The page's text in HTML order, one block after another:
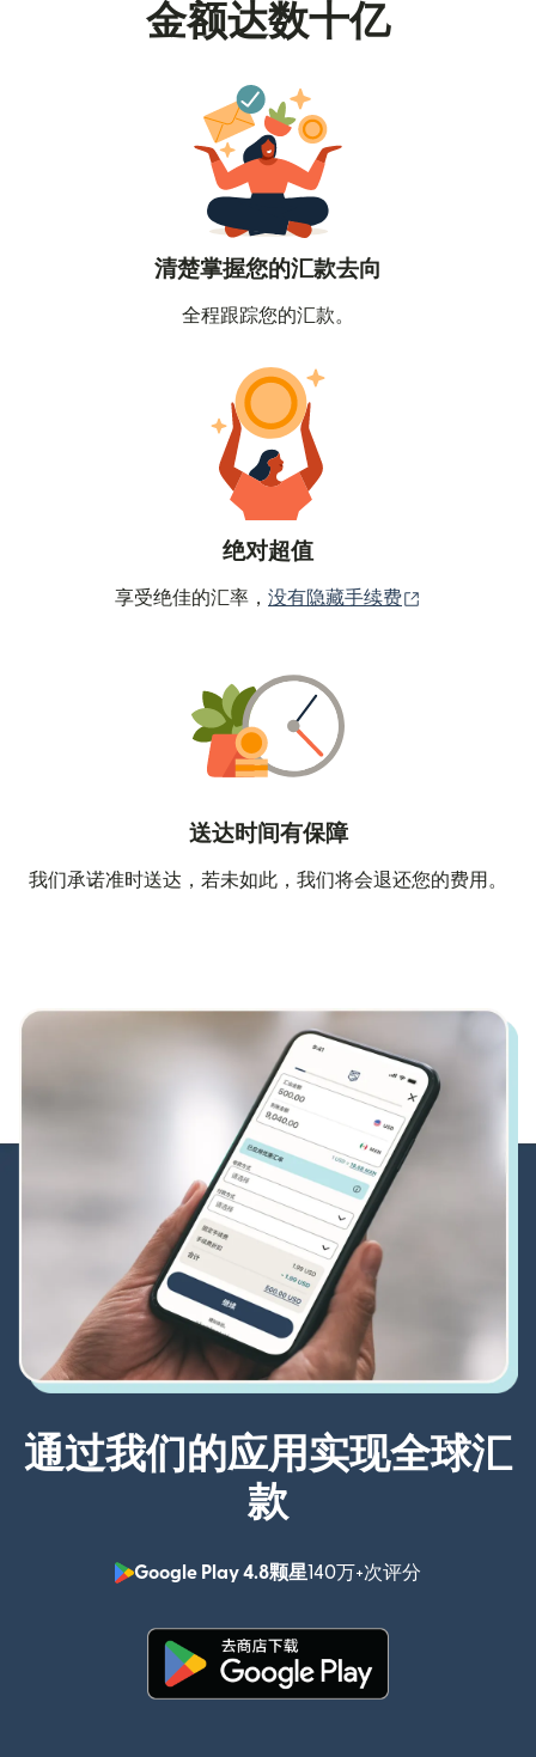
金额达数十亿
清楚掌握您的汇款去向
全程跟踪您的汇款。
绝对超值
享受绝佳的汇率， 没有隐藏手续费
送达时间有保障
我们承诺准时送达，若未如此，我们将会退还您的费用。
通过我们的应用实现全球汇
款
Google Play 4.8颗星140万+次评分